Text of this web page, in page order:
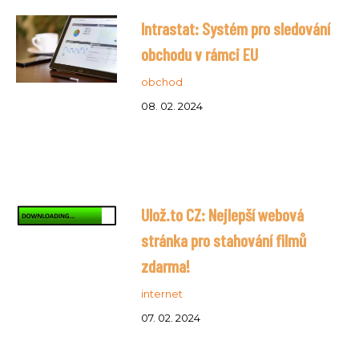
Intrastat: Systém pro sledování
obchodu v rámci EU
obchod
08. 02. 2024
Ulož.to CZ: Nejlepší webová
stránka pro stahování filmů
zdarma!
internet
07. 02. 2024